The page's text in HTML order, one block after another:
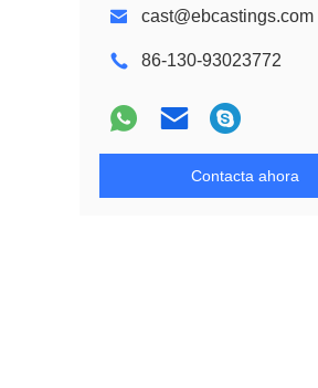
cast@ebcastings.com
86-130-93023772
Contacta ahora